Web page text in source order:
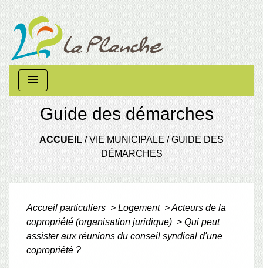
menu
Guide des démarches
ACCUEIL/VIE MUNICIPALE/GUIDE DES
DÉMARCHES
Accueil particuliers > Logement >Acteurs de la
copropriété (organisation juridique) > Qui peut
assister aux réunions du conseil syndical d'une
copropriété ?